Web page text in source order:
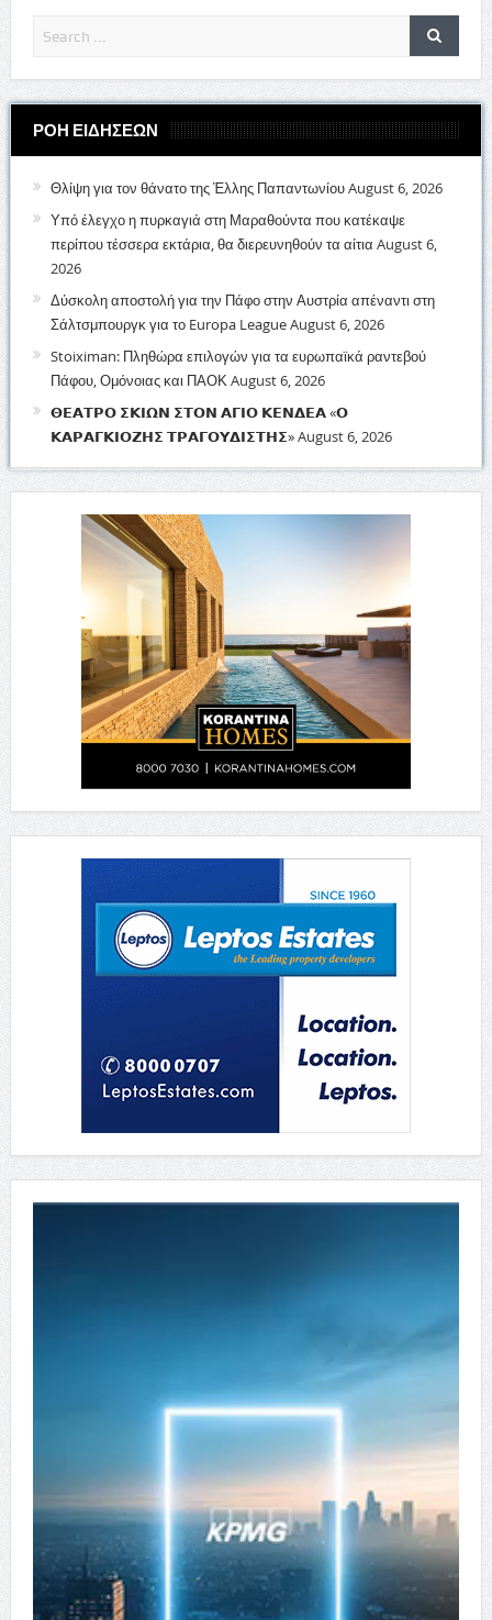
ΡΟΗ ΕΙΔΗΣΕΩΝ
Θλίψη για τον θάνατο της Έλλης ΠαπαντωνίουAugust 6, 2026
Υπό έλεγχο η πυρκαγιά στη Μαραθούντα που κατέκαψε
περίπου τέσσερα εκτάρια, θα διερευνηθούν τα αίτια August 6,
2026
Δύσκολη αποστολή για την Πάφο στην Αυστρία απέναντι στη
Σάλτσμπουργκ για το Europa LeagueAugust 6, 2026
Stoiximan: Πληθώρα επιλογών για τα ευρωπαϊκά ραντεβού
Πάφου, Ομόνοιας και ΠΑΟΚAugust 6, 2026
𝝝𝝚𝝖𝝩𝝦𝝤 𝝨𝝟𝝞𝝮𝝢 𝝨𝝩𝝤𝝢 𝝖𝝘𝝞𝝤 𝝟𝝚𝝢𝝙𝝚𝝖 «𝝤
𝝟𝝖𝝦𝝖𝝘𝝟𝝞𝝤𝝛𝝜𝝨 𝝩𝝦𝝖𝝘𝝤𝝪𝝙𝝞𝝨𝝩𝝜𝝨»August 6, 2026